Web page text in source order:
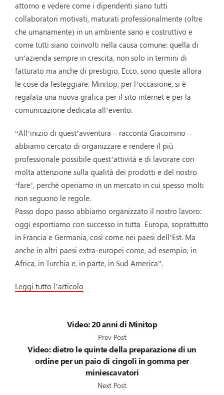
attorno e vedere come i dipendenti siano tutti
collaboratori motivati, maturati professionalmente (oltre
che umanamente) in un ambiente sano e costruttivo e
come tutti siano coinvolti nella causa comune: quella di
un’azienda sempre in crescita, non solo in termini di
fatturato ma anche di prestigio. Ecco, sono queste allora
le cose da festeggiare. Minitop, per l’occasione, si è
regalata una nuova grafica per il sito internet e per la
comunicazione dedicata all’evento.
“All’inizio di quest’avventura – racconta Giacomino –
abbiamo cercato di organizzare e rendere il più
professionale possibile quest’attività e di lavorare con
molta attenzione sulla qualità dei prodotti e del nostro
‘fare’, perché operiamo in un mercato in cui spesso molti
non seguono le regole.
Passo dopo passo abbiamo organizzato il nostro lavoro:
oggi esportiamo con successo in tutta Europa, soprattutto
in Francia e Germania, così come nei paesi dell’Est. Ma
anche in altri paesi extra-europei come, ad esempio, in
Africa, in Turchia e, in parte, in Sud America”.
Leggi tutto l’articolo
Video: 20 anni di Minitop
Prev Post
Video: dietro le quinte della preparazione di un
ordine per un paio di cingoli in gomma per
miniescavatori
Next Post